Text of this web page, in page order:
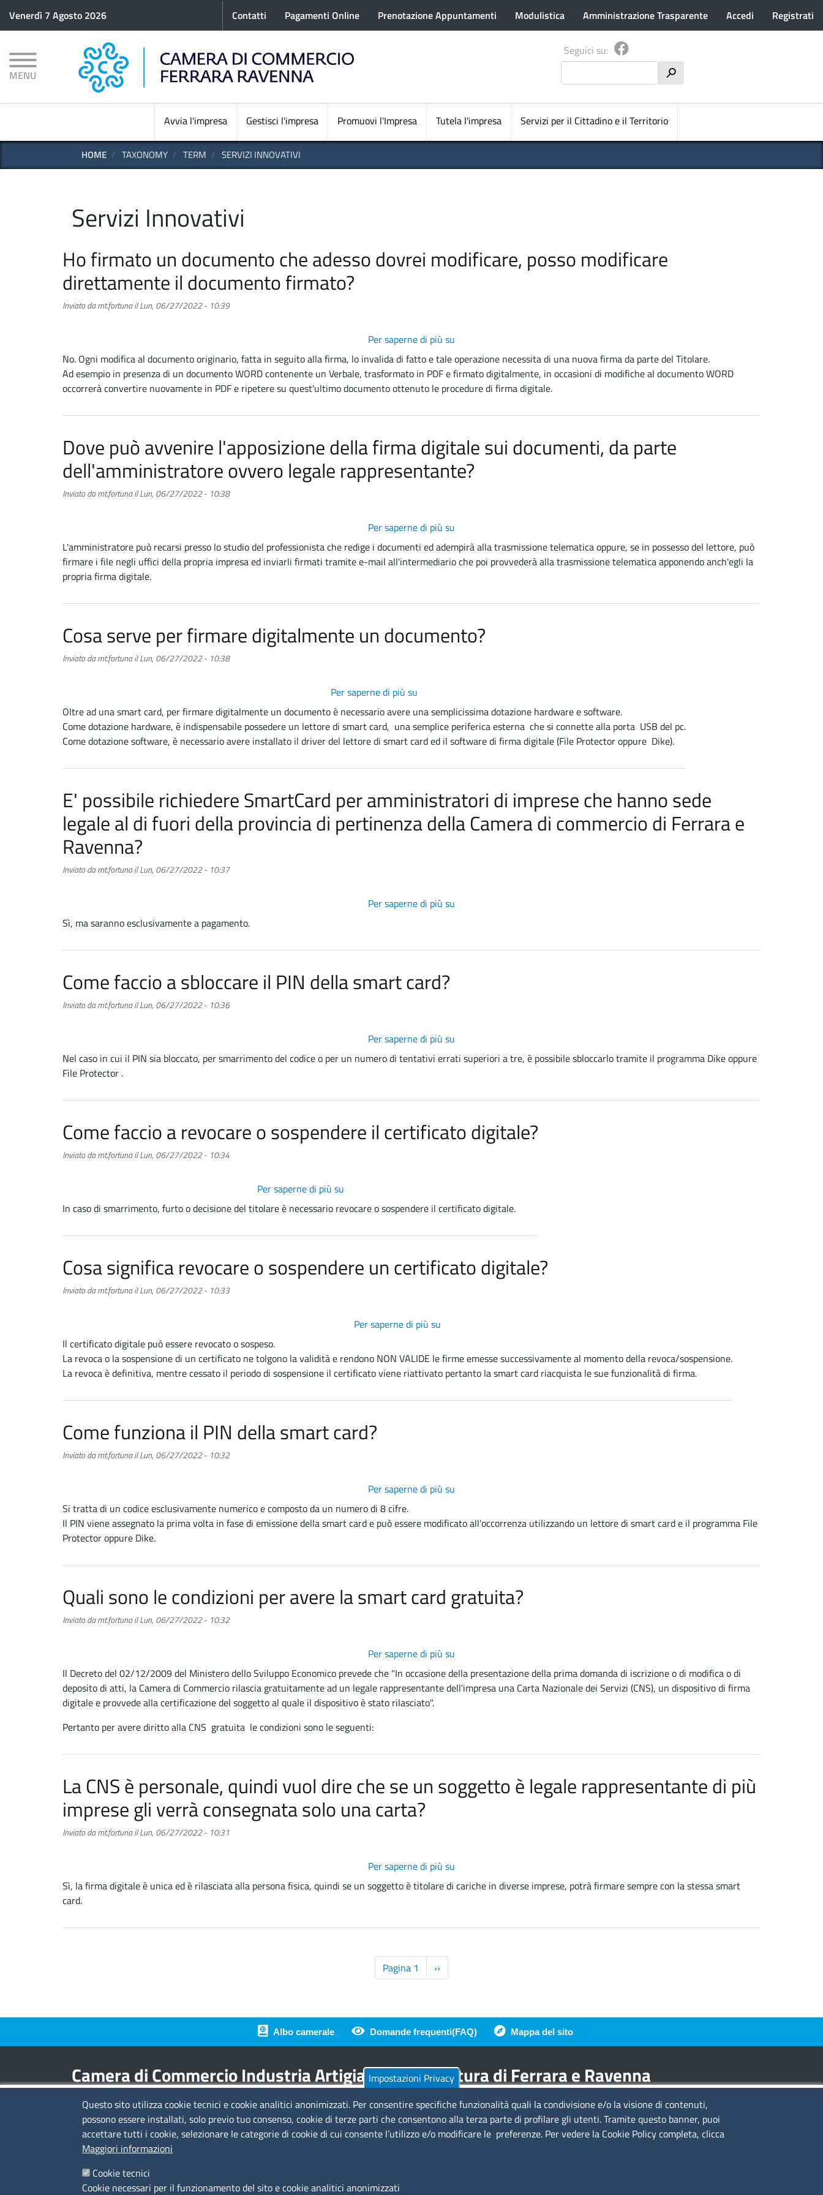
Salta
al
Venerdì 7 Agosto 2026 Menu profilo utente
Contatti Pagamenti Online Prenotazione Appuntamenti Modulistica Amministrazione Trasparente Accedi Registrati
MENU
Seguici su:
h
Navigazione principale
Avvia l'impresa Gestisci l'impresa Promuovi l'Impresa Tutela l'impresa Servizi per il Cittadino e il Territorio
HOME TAXONOMY TERM SERVIZI INNOVATIVI
Servizi Innovativi
Ho firmato un documento che adesso dovrei modificare, posso modificare
direttamente il documento firmato?
Inviato damt.fortunailLun, 06/27/2022 - 10:39
Per saperne di più su
firmato
un
documento
adesso
modificare,
posso
modificare
No. Ogni modifica al documento originario, fatta in seguito alla firma, lo invalida di fatto e tale operazione necessita di una nuova firma da parte del Titolare.
Ad esempio in presenza di un documento WORD contenente un Verbale, trasformato in PDF e firmato digitalmente, in occasioni di modifiche al documento WORD
occorrerà convertire nuovamente in PDF e ripetere su quest'ultimo documento ottenuto le procedure di firma digitale.
Dove può avvenire l'apposizione della firma digitale sui documenti, da parte
dell'amministratore ovvero legale rappresentante?
Inviato damt.fortunailLun, 06/27/2022 - 10:38
Per saperne di più su
può
avvenire
l'apposizione
firma
sui
documenti,
legale
rappresentante?
L'amministratore può recarsi presso lo studio del professionista che redige i documenti ed adempirà alla trasmissione telematica oppure, se in possesso del lettore, può
firmare i file negli uffici della propria impresa ed inviarli firmati tramite e-mail all'intermediario che poi provvederà alla trasmissione telematica apponendo anch'egli la
propria firma digitale.
Cosa serve per firmare digitalmente un documento?
Inviato damt.fortunailLun, 06/27/2022 - 10:38
Per saperne di più su
serve
per
firmare
un
Oltre ad una smart card, per firmare digitalmente un documento è necessario avere una semplicissima dotazione hardware e software.
Come dotazione hardware, è indispensabile possedere un lettore di smart card, una semplice periferica esterna che si connette alla porta USB del pc.
Come dotazione software, è necessario avere installato il driver del lettore di smart card ed il software di firma digitale (File Protector oppure Dike).
E' possibile richiedere SmartCard per amministratori di imprese che hanno sede
legale al di fuori della provincia di pertinenza della Camera di commercio di Ferrara e
Ravenna?
Inviato damt.fortunailLun, 06/27/2022 - 10:37
Per saperne di più su
SmartCard
legale
provincia
di
e
Sì, ma saranno esclusivamente a pagamento.
Come faccio a sbloccare il PIN della smart card?
Inviato damt.fortunailLun, 06/27/2022 - 10:36
Per saperne di più su
faccio
il
della
smart
Nel caso in cui il PIN sia bloccato, per smarrimento del codice o per un numero di tentativi errati superiori a tre, è possibile sbloccarlo tramite il programma Dike oppure
File Protector .
Come faccio a revocare o sospendere il certificato digitale?
Inviato damt.fortunailLun, 06/27/2022 - 10:34
Per saperne di più su
faccio
revocare
sospendere
il
In caso di smarrimento, furto o decisione del titolare è necessario revocare o sospendere il certificato digitale.
Cosa significa revocare o sospendere un certificato digitale?
Inviato damt.fortunailLun, 06/27/2022 - 10:33
Per saperne di più su
revocare
o
sospendere
un
Il certificato digitale può essere revocato o sospeso.
La revoca o la sospensione di un certificato ne tolgono la validità e rendono NON VALIDE le firme emesse successivamente al momento della revoca/sospensione.
La revoca è definitiva, mentre cessato il periodo di sospensione il certificato viene riattivato pertanto la smart card riacquista le sue funzionalità di firma.
Come funziona il PIN della smart card?
Inviato damt.fortunailLun, 06/27/2022 - 10:32
Per saperne di più su
il
smart
Si tratta di un codice esclusivamente numerico e composto da un numero di 8 cifre.
Il PIN viene assegnato la prima volta in fase di emissione della smart card e può essere modificato all'occorrenza utilizzando un lettore di smart card e il programma File
Protector oppure Dike.
Quali sono le condizioni per avere la smart card gratuita?
Inviato damt.fortunailLun, 06/27/2022 - 10:32
Per saperne di più su
sono
le
condizioni
smart
gratuita?
Il Decreto del 02/12/2009 del Ministero dello Sviluppo Economico prevede che "In occasione della presentazione della prima domanda di iscrizione o di modifica o di
deposito di atti, la Camera di Commercio rilascia gratuitamente ad un legale rappresentante dell'impresa una Carta Nazionale dei Servizi (CNS), un dispositivo di firma
digitale e provvede alla certificazione del soggetto al quale il dispositivo è stato rilasciato".
Pertanto per avere diritto alla CNS gratuita le condizioni sono le seguenti:
La CNS è personale, quindi vuol dire che se un soggetto è legale rappresentante di più
imprese gli verrà consegnata solo una carta?
Inviato damt.fortunailLun, 06/27/2022 - 10:31
Per saperne di più su
CNS
quindi
è
legale
di
più
imprese
gli
verrà
Sì, la firma digitale è unica ed è rilasciata alla persona fisica, quindi se un soggetto è titolare di cariche in diverse imprese, potrà firmare sempre con la stessa smart
card.
Paginazione
Pagina 1
Pagina
successiva
››
Piè di pagina
Albo camerale Domande frequenti(FAQ) Mappa del sito
Camera di Commercio Industria Artigianato Agricoltura di Ferrara e Ravenna
Contatti
sede legale:viale L.C. Farini 14 - 48121 Ravenna
sede territoriale:via Borgoleoni 11 - 44121
Ferrara
C.F. e Partita Iva:02608840399
Amministrazione Trasparente
Bandi di gara
Procedimenti
Seguici su
Impostazioni Privacy
Questo sito utilizza cookie tecnici e cookie analitici anonimizzati. Per consentire specifiche funzionalità quali la condivisione e/o la visione di contenuti,
possono essere installati, solo previo tuo consenso, cookie di terze parti che consentono alla terza parte di profilare gli utenti. Tramite questo banner, puoi
accettare tutti i cookie, selezionare le categorie di cookie di cui consente l’utilizzo e/o modificare le preferenze. Per vedere la Cookie Policy completa, clicca
Maggiori informazioni
Cookie tecnici
Cookie necessari per il funzionamento del sito e cookie analitici anonimizzati